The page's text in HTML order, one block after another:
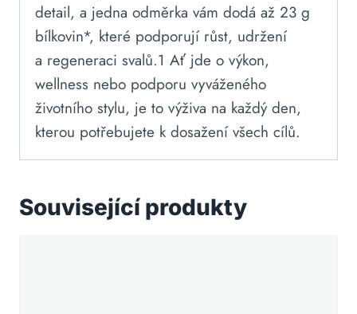
detail, a jedna odměrka vám dodá až 23 g
bílkovin*, které podporují růst, udržení
a regeneraci svalů.1 Ať jde o výkon,
wellness nebo podporu vyváženého
životního stylu, je to výživa na každý den,
kterou potřebujete k dosažení všech cílů.
Související produkty